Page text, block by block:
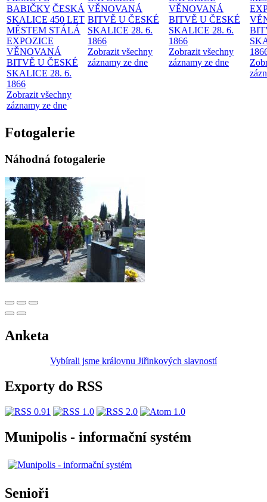
BABIČKY ČESKÁ
SKALICE 450 LET
MĚSTEM STÁLÁ
EXPOZICE
VĚNOVANÁ
BITVĚ U ČESKÉ
SKALICE 28. 6.
1866
Zobrazit všechny
záznamy ze dne
VĚNOVANÁ
BITVĚ U ČESKÉ
SKALICE 28. 6.
1866
Zobrazit všechny
záznamy ze dne
VĚNOVANÁ
BITVĚ U ČESKÉ
SKALICE 28. 6.
1866
Zobrazit všechny
záznamy ze dne
Fotogalerie
Náhodná fotogalerie
Anketa
Vybírali jsme královnu Jiřinkových slavností
Exporty do RSS
Munipolis - informační systém
Senioři